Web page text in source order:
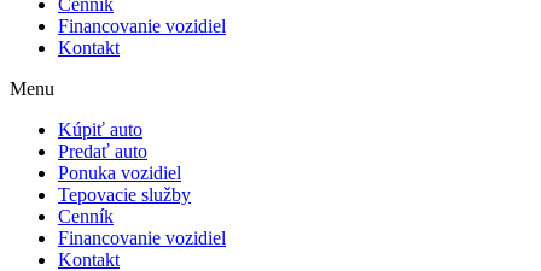
Cenník
Financovanie vozidiel
Kontakt
Menu
Kúpiť auto
Predať auto
Ponuka vozidiel
Tepovacie služby
Cenník
Financovanie vozidiel
Kontakt